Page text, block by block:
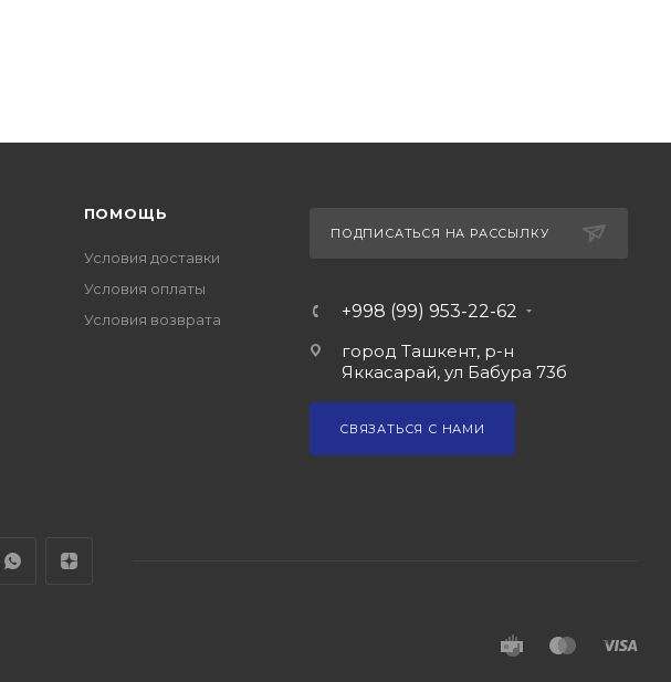
ПОМОЩЬ
Условия доставки
Условия оплаты
Условия возврата
ПОДПИСАТЬСЯ НА РАССЫЛКУ
+998 (99) 953-22-62
город Ташкент, р-н
Яккасарай, ул Бабура 73б
СВЯЗАТЬСЯ С НАМИ